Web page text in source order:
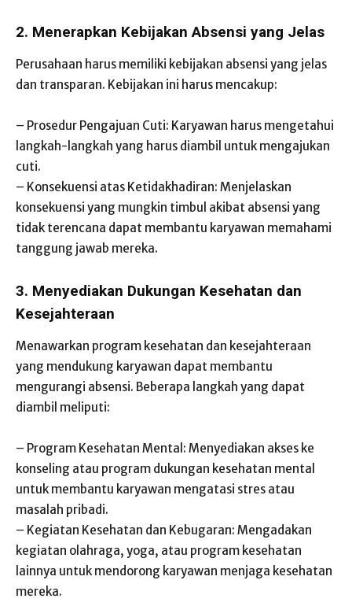
2. Menerapkan Kebijakan Absensi yang Jelas
Perusahaan harus memiliki kebijakan absensi yang jelas
dan transparan. Kebijakan ini harus mencakup:
– Prosedur Pengajuan Cuti: Karyawan harus mengetahui
langkah-langkah yang harus diambil untuk mengajukan
cuti.
– Konsekuensi atas Ketidakhadiran: Menjelaskan
konsekuensi yang mungkin timbul akibat absensi yang
tidak terencana dapat membantu karyawan memahami
tanggung jawab mereka.
3. Menyediakan Dukungan Kesehatan dan
Kesejahteraan
Menawarkan program kesehatan dan kesejahteraan
yang mendukung karyawan dapat membantu
mengurangi absensi. Beberapa langkah yang dapat
diambil meliputi:
– Program Kesehatan Mental: Menyediakan akses ke
konseling atau program dukungan kesehatan mental
untuk membantu karyawan mengatasi stres atau
masalah pribadi.
– Kegiatan Kesehatan dan Kebugaran: Mengadakan
kegiatan olahraga, yoga, atau program kesehatan
lainnya untuk mendorong karyawan menjaga kesehatan
mereka.